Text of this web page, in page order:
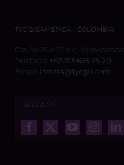
TYC GIS AMÉRICA – COLOMBIA
Cra 8e 20a 17 sur, Villavicencio
Teléfono: +57 313 665 25 20
Email: l.torres@tycgis.com
SÍGUENOS